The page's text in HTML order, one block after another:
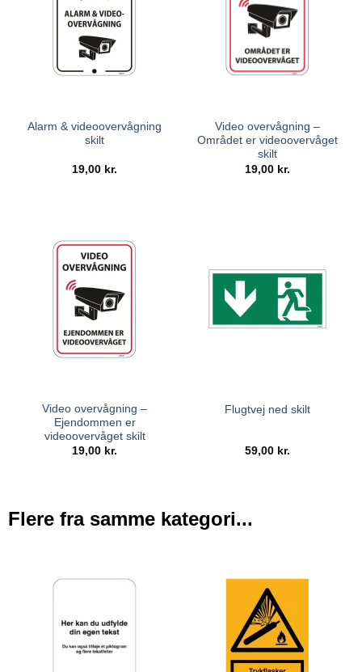
Alarm & videoovervågning
skilt
19,00 kr.
Video overvågning –
Området er videoovervåget
skilt
19,00 kr.
Video overvågning –
Ejendommen er
videoovervåget skilt
19,00 kr.
Flugtvej ned skilt
59,00 kr.
Flere fra samme kategori...